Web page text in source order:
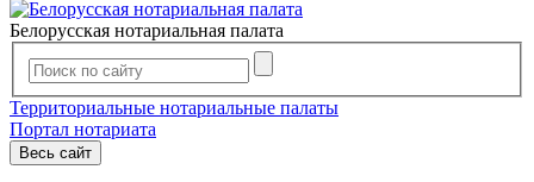
Белорусская нотариальная палата
Территориальные нотариальные палаты
Портал нотариата
Весь сайт